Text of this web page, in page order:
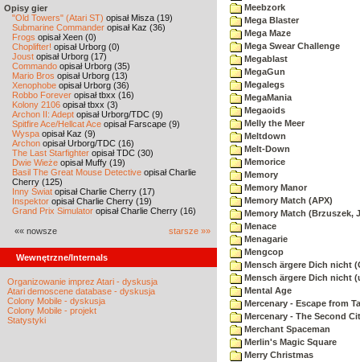
Opisy gier
"Old Towers" (Atari ST) opisał Misza (19)
Submarine Commander opisał Kaz (36)
Frogs opisał Xeen (0)
Choplifter! opisał Urborg (0)
Joust opisał Urborg (17)
Commando opisał Urborg (35)
Mario Bros opisał Urborg (13)
Xenophobe opisał Urborg (36)
Robbo Forever opisał tbxx (16)
Kolony 2106 opisał tbxx (3)
Archon II: Adept opisał Urborg/TDC (9)
Spitfire Ace/Hellcat Ace opisał Farscape (9)
Wyspa opisał Kaz (9)
Archon opisał Urborg/TDC (16)
The Last Starfighter opisał TDC (30)
Dwie Wieże opisał Muffy (19)
Basil The Great Mouse Detective opisał Charlie
Cherry (125)
Inny Świat opisał Charlie Cherry (17)
Inspektor opisał Charlie Cherry (19)
Grand Prix Simulator opisał Charlie Cherry (16)
«« nowsze starsze »»
Wewnętrzne/Internals
Organizowanie imprez Atari - dyskusja
Atari demoscene database - dyskusja
Colony Mobile - dyskusja
Colony Mobile - projekt
Statystyki
Meebzork
Mega Blaster
Mega Maze
Mega Swear Challenge
Megablast
MegaGun
Megalegs
MegaMania
Megaoids
Melly the Meer
Meltdown
Melt-Down
Memorice
Memory
Memory Manor
Memory Match (APX)
Memory Match (Brzuszek,
Menace
Menagarie
Mengcop
Mensch ärgere Dich nicht
Mensch ärgere Dich nicht
Mental Age
Mercenary - Escape from
Mercenary - The Second
Merchant Spaceman
Merlin's Magic Square
Merry Christmas